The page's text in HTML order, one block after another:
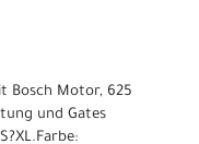
Bosch Motor, 625
und Gates